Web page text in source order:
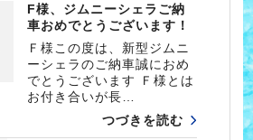
F様、ジムニーシェラご納
車おめでとうございます！
Ｆ様この度は、新型ジムニ
ーシェラのご納車誠におめ
でとうございます Ｆ様とは
お付き合いが長…
つづきを読む